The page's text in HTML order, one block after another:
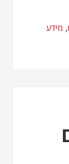
, מידע